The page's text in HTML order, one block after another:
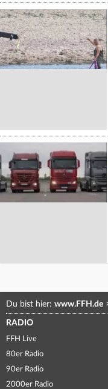
Du bist hier: www.FFH.de
RADIO
FFH Live
80er Radio
90er Radio
2000er Radio